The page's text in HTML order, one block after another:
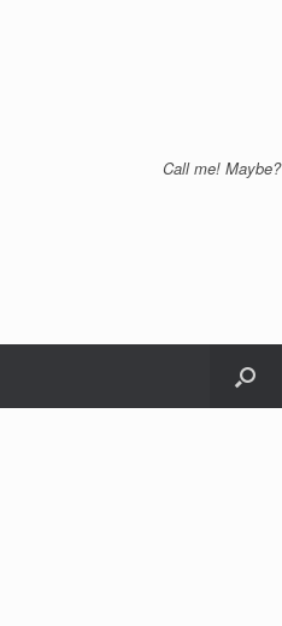
Call me! Maybe?